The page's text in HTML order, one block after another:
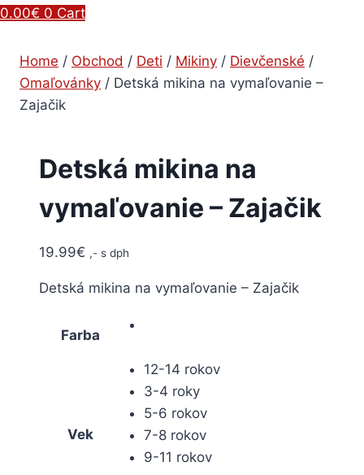
0.00€ 0 Cart
Home / Obchod / Deti / Mikiny / Dievčenské /
Omaľovánky / Detská mikina na vymaľovanie –
Zajačik
Detská mikina na
vymaľovanie – Zajačik
19.99€ ,- s dph
Detská mikina na vymaľovanie – Zajačik
Farba
Vek
12-14 rokov
3-4 roky
5-6 rokov
7-8 rokov
9-11 rokov